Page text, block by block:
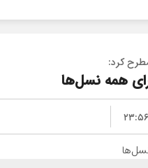
کرد:
همه نسل‌ها